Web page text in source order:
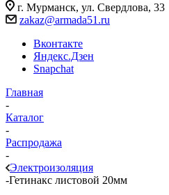
г. Мурманск, ул. Свердлова, 33
zakaz@armada51.ru
Вконтакте
Яндекс.Дзен
Snapchat
Главная
-
Каталог
-
Распродажа
-
Электроизоляция
-Гетинакс листовой 20мм